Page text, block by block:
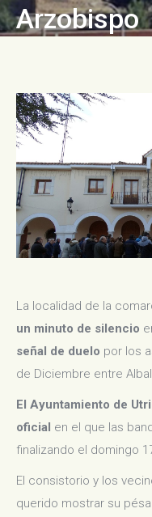
Arzobispo
La localidad de la
un minuto de silencio
señal de duelo por los
de Diciembre entre
El Ayuntamiento de
oficial en el que las
finalizando el domingo
El consistorio y los
querido mostrar su